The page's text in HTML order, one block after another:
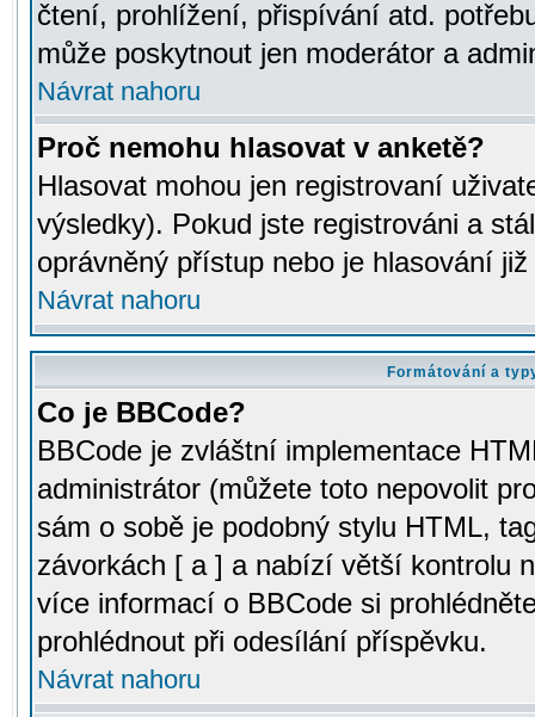
čtení, prohlížení, přispívání atd.
může poskytnout jen moderátor a
Návrat nahoru
Proč nemohu hlasovat v anketě?
Hlasovat mohou jen registrovaní
výsledky). Pokud jste registrováni a
oprávněný přístup nebo je hlasování
Návrat nahoru
Formátování a
Co je BBCode?
BBCode je zvláštní implementace
administrátor (můžete toto nepovolit
sám o sobě je podobný stylu HTML,
závorkách [ a ] a nabízí větší kontrolu
více informací o BBCode si
prohlédnout při odesílání příspěvku.
Návrat nahoru